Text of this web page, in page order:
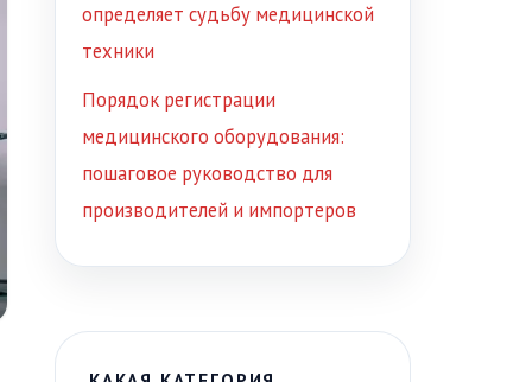
определяет судьбу медицинской
техники
Порядок регистрации
медицинского оборудования:
пошаговое руководство для
производителей и импортеров